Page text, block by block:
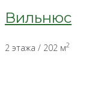
Вильнюс
2 этажа / 202 м2